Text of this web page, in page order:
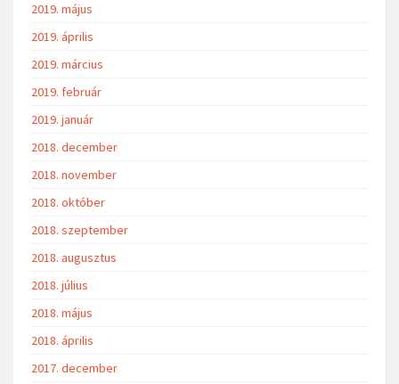
2019. május
2019. április
2019. március
2019. február
2019. január
2018. december
2018. november
2018. október
2018. szeptember
2018. augusztus
2018. július
2018. május
2018. április
2017. december